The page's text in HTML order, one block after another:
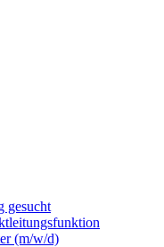
gesucht
(m/w/d)